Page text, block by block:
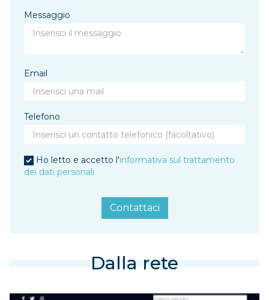
Messaggio
Email
Telefono
Ho letto e accetto l'informativa sul trattamento
dei dati personali
Contattaci
Dalla rete